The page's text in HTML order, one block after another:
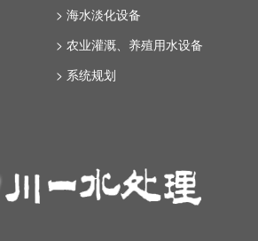
> 海水淡化设备
> 农业灌溉、养殖用水设备
> 系统规划